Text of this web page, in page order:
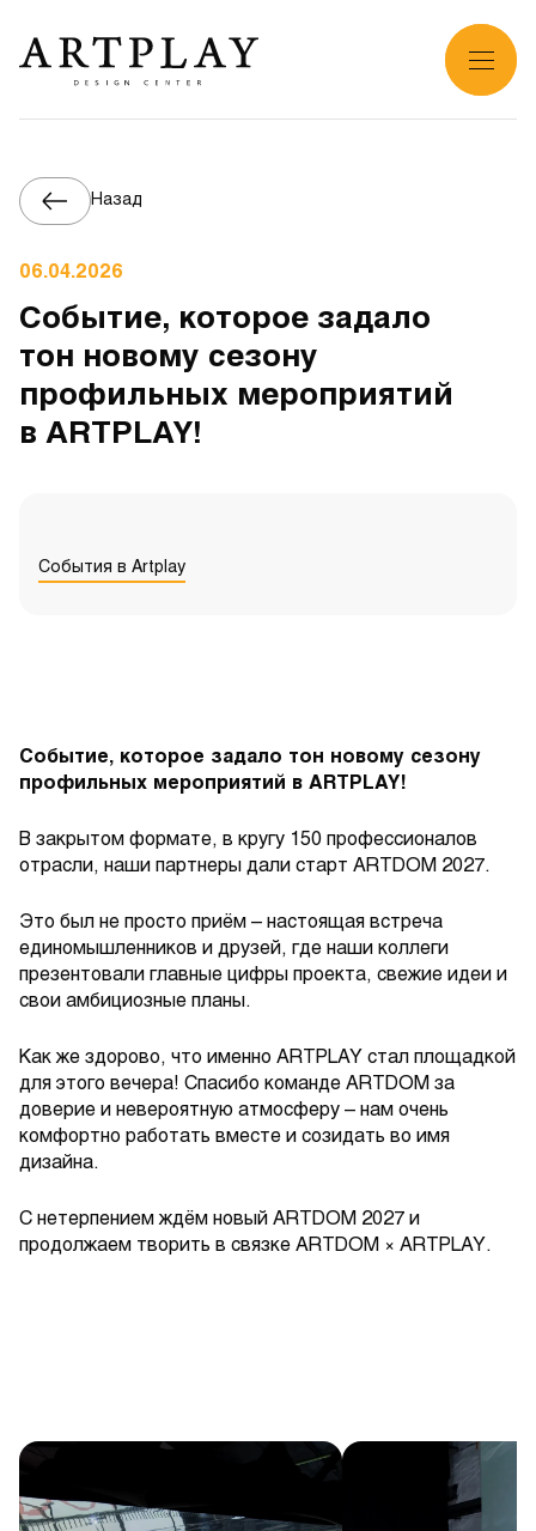
Назад
06.04.2026
Событие, которое задало
тон новому сезону
профильных мероприятий
в ARTPLAY!
События в Artplay
Событие, которое задало тон новому сезону
профильных мероприятий в ARTPLAY!
В закрытом формате, в кругу 150 профессионалов
отрасли, наши партнеры дали старт ARTDOM 2027.
Это был не просто приём – настоящая встреча
единомышленников и друзей, где наши коллеги
презентовали главные цифры проекта, свежие идеи и
свои амбициозные планы.
Как же здорово, что именно ARTPLAY стал площадкой
для этого вечера! Спасибо команде ARTDOM за
доверие и невероятную атмосферу – нам очень
комфортно работать вместе и созидать во имя
дизайна.
С нетерпением ждём новый ARTDOM 2027 и
продолжаем творить в связке ARTDOM × ARTPLAY.